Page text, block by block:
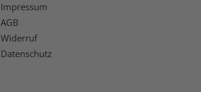
Impressum
AGB
Widerruf
Datenschutz